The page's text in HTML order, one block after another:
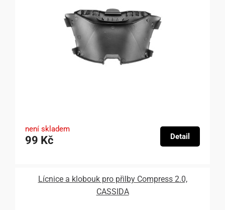
není skladem
99 Kč Detail
Lícnice a klobouk pro přilby Compress 2.0,
CASSIDA